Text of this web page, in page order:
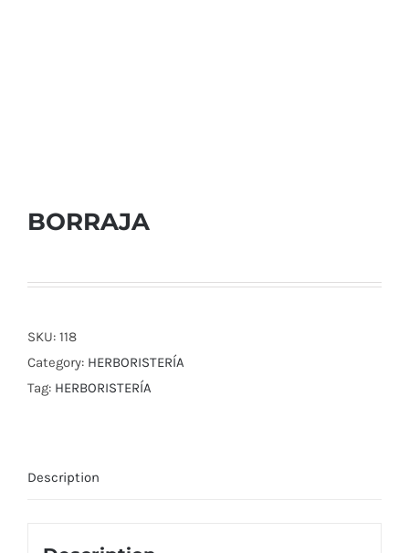
BORRAJA
SKU: 118
Category: HERBORISTERÍA
Tag: HERBORISTERÍA
Description